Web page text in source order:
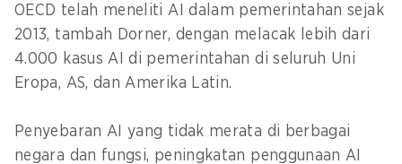
OECD telah meneliti AI dalam pemerintahan sejak
2013, tambah Dorner, dengan melacak lebih dari
4.000 kasus AI di pemerintahan di seluruh Uni
Eropa, AS, dan Amerika Latin.
Penyebaran AI yang tidak merata di berbagai
negara dan fungsi, peningkatan penggunaan AI